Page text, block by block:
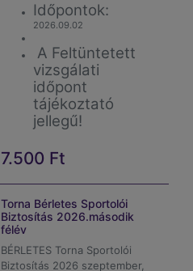
összeg esetén!
Lehetőség
szerint kérjük
bankkártyával
fizetni!
Kérjük a sportolói
kérdőívet szülő
hozzák magukkal
idejére!
Vásárláskor
kérjük a gyermek
nevét feltüntetni
Időpontok:
2026.09.02
A Feltüntetett
vizsgálati
időpont
tájékoztató
jellegű!
Helyszín: Szilágyi
úti sporttelep-
orvosi szoba
Részvétel
befizetett
összeg esetén!
7.500 Ft
Torna Bérletes Sportolói
Biztosítás 2026.második
félév
BÉRLETES Torna Sportolói
Biztosítás 2026 szeptember,